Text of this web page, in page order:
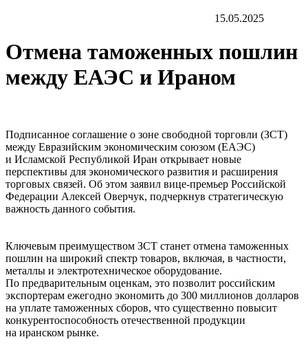
15.05.2025
Отмена таможенных пошлин
между ЕАЭС и Ираном
Подписанное соглашение о зоне свободной торговли (ЗСТ)
между Евразийским экономическим союзом (ЕАЭС)
и Исламской Республикой Иран открывает новые
перспективы для экономического развития и расширения
торговых связей. Об этом заявил вице-премьер Российской
Федерации Алексей Оверчук, подчеркнув стратегическую
важность данного события.
Ключевым преимуществом ЗСТ станет отмена таможенных
пошлин на широкий спектр товаров, включая, в частности,
металлы и электротехническое оборудование.
По предварительным оценкам, это позволит российским
экспортерам ежегодно экономить до 300 миллионов долларов
на уплате таможенных сборов, что существенно повысит
конкурентоспособность отечественной продукции
на иранском рынке.